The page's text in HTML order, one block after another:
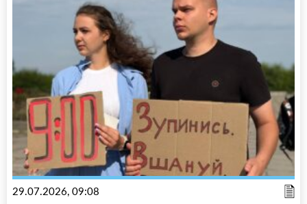
29.07.2026, 09:08